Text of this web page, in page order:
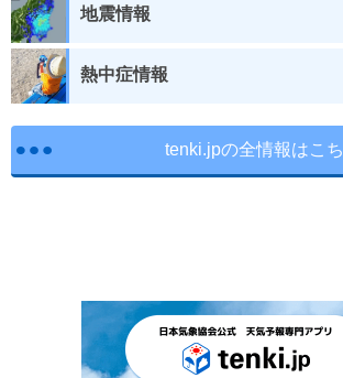
地震情報
熱中症情報
tenki.jpの全情報はこ